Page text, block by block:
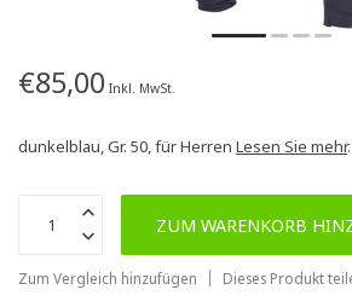
€85,00 Inkl. MwSt.
dunkelblau, Gr. 50, für Herren Lesen Sie mehr.
ZUM WARENKORB
Zum Vergleich hinzufügen Dieses Produkt